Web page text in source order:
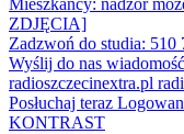
Mieszkańcy: nadzór
ZDJĘCIA]
Zadzwoń do studia: 510
Wyślij do nas wiadomość
radioszczecinextra.pl
Posłuchaj teraz
KONTRAST